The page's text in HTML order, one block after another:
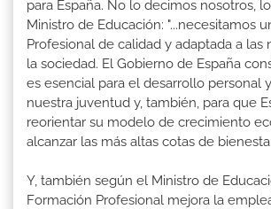
para España. No lo decimos nosotros,
Ministro de Educación: "...necesitamos
Profesional de calidad y adaptada a las
la sociedad. El Gobierno de España
es esencial para el desarrollo personal
nuestra juventud y, también, para que
reorientar su modelo de crecimiento
alcanzar las más altas cotas de
Y, también según el Ministro de
Formación Profesional mejora la